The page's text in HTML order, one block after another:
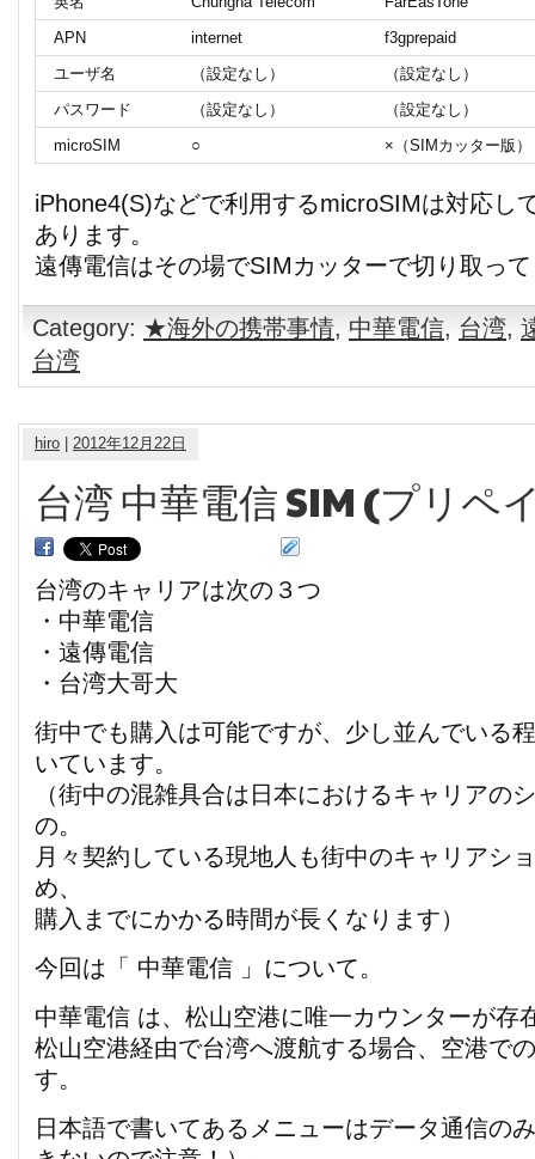
APN
internet
f3gprepaid
ユーザ名
（設定なし）
（設定なし）
パスワード
（設定なし）
（設定なし）
microSIM
○ ×（SIMカッター版）
iPhone4(S)などで利用するmicroSIMは対応し
あります。
遠傳電信はその場でSIMカッターで切り取っ
Category: ★海外の携帯事情, 中華電信, 台湾,
台湾
hiro 2012年12月22日
台湾 中華電信 SIM (プリペ
台湾のキャリアは次の３つ
・中華電信
・遠傳電信
・台湾大哥大
街中でも購入は可能ですが、少し並んでいる
いています。
（街中の混雑具合は日本におけるキャリアの
の。
月々契約している現地人も街中のキャリアシ
め、
購入までにかかる時間が長くなります）
今回は「 中華電信 」について。
中華電信 は、松山空港に唯一カウンターが存
松山空港経由で台湾へ渡航する場合、空港で
す。
日本語で書いてあるメニューはデータ通信の